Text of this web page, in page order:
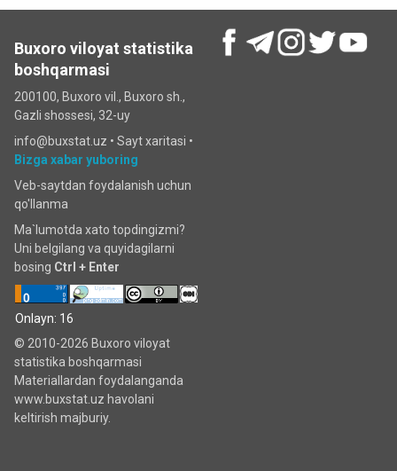
Buxoro viloyat statistika
boshqarmasi
200100, Buxoro vil., Buxoro sh.,
Gazli shossesi, 32-uy
info@buxstat.uz • Sayt xaritasi •
Bizga xabar yuboring
Veb-saytdan foydalanish uchun
qo'llanma
Ma`lumotda xato topdingizmi?
Uni belgilang va quyidagilarni
bosing Ctrl + Enter
Onlayn: 16
© 2010-2026 Buxoro viloyat
statistika boshqarmasi
Materiallardan foydalanganda
www.buxstat.uz havolani
keltirish majburiy.